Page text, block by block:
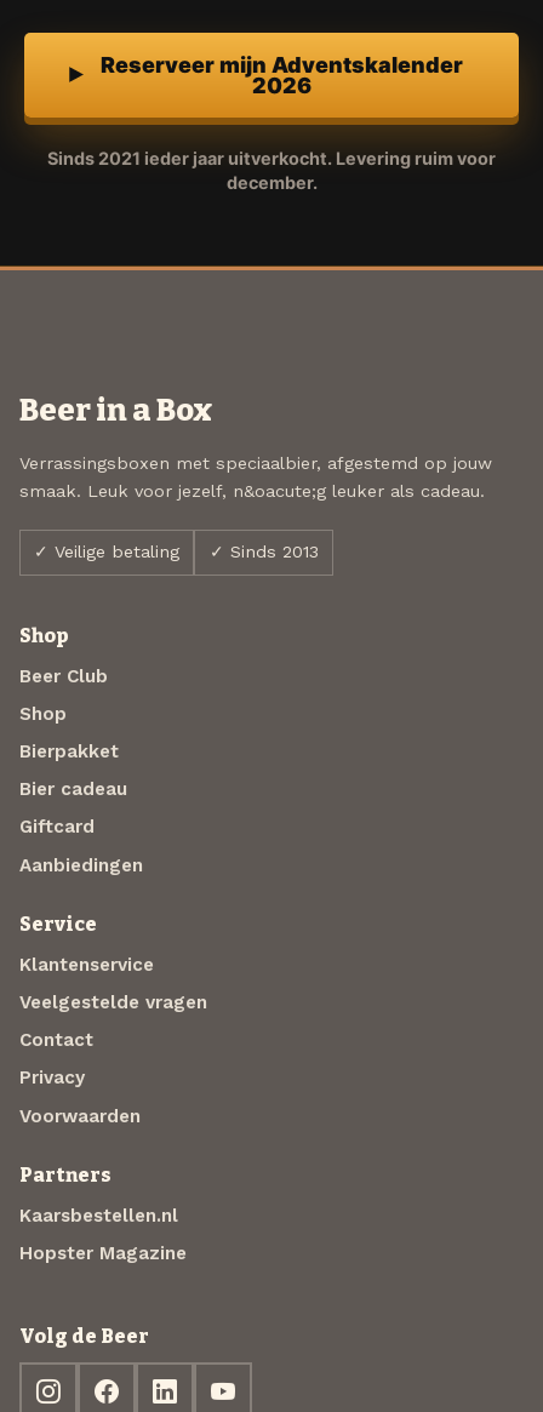
Reserveer mijn Adventskalender
2026
Sinds 2021 ieder jaar uitverkocht. Levering ruim voor
december.
Beer in a Box
Verrassingsboxen met speciaalbier, afgestemd op jouw
smaak. Leuk voor jezelf, n&oacute;g leuker als cadeau.
✓ Veilige betaling ✓ Sinds 2013
Shop
Beer Club
Shop
Bierpakket
Bier cadeau
Giftcard
Aanbiedingen
Service
Klantenservice
Veelgestelde vragen
Contact
Privacy
Voorwaarden
Partners
Kaarsbestellen.nl
Hopster Magazine
Volg de Beer